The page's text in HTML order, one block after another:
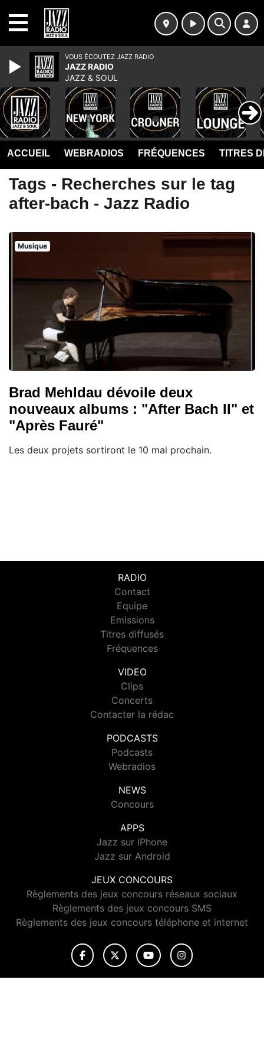
ACCUEIL WEBRADIOS FRÉQUENCES TITRES
Tags - Recherches sur le tag
after-bach - Jazz Radio
Musique
Brad Mehldau dévoile deux
nouveaux albums : "After Bach II" et
"Après Fauré"
Les deux projets sortiront le 10 mai prochain.
RADIO
Contact
Equipe
Emissions
Titres diffusés
Fréquences
VIDEO
Clips
Concerts
Contacter la rédac
PODCASTS
Podcasts
Webradios
NEWS
Concours
APPS
Jazz sur iPhone
Jazz sur Android
JEUX CONCOURS
Règlements des jeux concours réseaux sociaux
Règlements des jeux concours SMS
Règlements des jeux concours téléphone et internet
VOUS ÉCOUTEZ JAZZ RADIO
JAZZ RADIO
JAZZ & SOUL